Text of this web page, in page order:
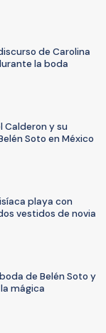
de Carolina
la boda
Calderon y su
Soto en México
playa con
vestidos de novia
de Belén Soto y
mágica